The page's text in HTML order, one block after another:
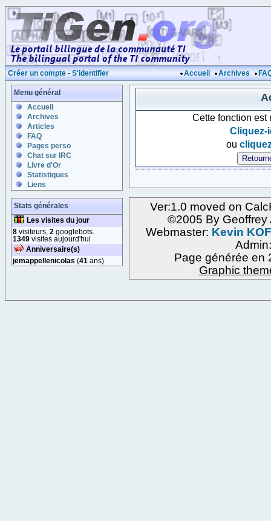
Créer un compte - S'identifier Accueil Archives
Menu général
Accueil
Archives
Articles
FAQ
Pages perso
Chat sur IRC
Livre d'Or
Statistiques
Liens
Stats générales
Les visites du jour
8 visiteurs, 2 googlebots.
1349 visites aujourd'hui
Anniversaire(s)
jemappellenicolas (41 ans)
Cette fonction est
Cliquez-
ou
Ver:1.0 moved on
©2005 By Geoffrey
Webmaster: Kevin
Page générée en
Graphic